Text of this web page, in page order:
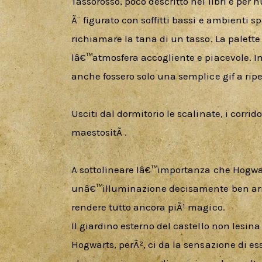
Ã¨ figurato con soffitti bassi e ambienti
richiamare la tana di un tasso. La
lâ€™atmosfera accogliente e piacevole.
anche fossero solo una semplice gif a
Usciti dal dormitorio le scalinate, i
maestositÃ .
A sottolineare lâ€™importanza che
unâ€™illuminazione decisamente ben
rendere tutto ancora piÃ¹ magico.
Il giardino esterno del castello non
Hogwarts, perÃ², ci da la sensazione di